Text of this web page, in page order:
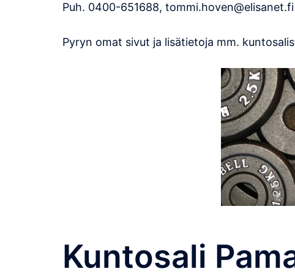
Puh. 0400-651688, tommi.hoven@elisanet.fi
Pyryn omat sivut ja lisätietoja mm.
Kuntosali